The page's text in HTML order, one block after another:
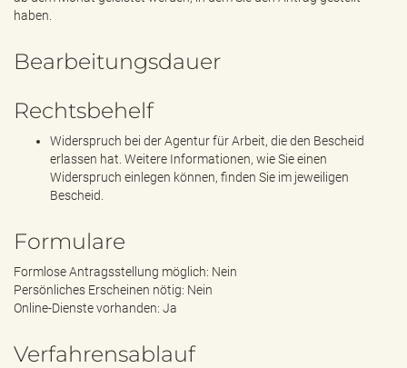
haben.
Bearbeitungsdauer
Rechtsbehelf
Widerspruch bei der Agentur für Arbeit, die den Bescheid
erlassen hat. Weitere Informationen, wie Sie einen
Widerspruch einlegen können, finden Sie im jeweiligen
Bescheid.
Formulare
Formlose Antragsstellung möglich: Nein
Persönliches Erscheinen nötig: Nein
Online-Dienste vorhanden: Ja
Verfahrensablauf